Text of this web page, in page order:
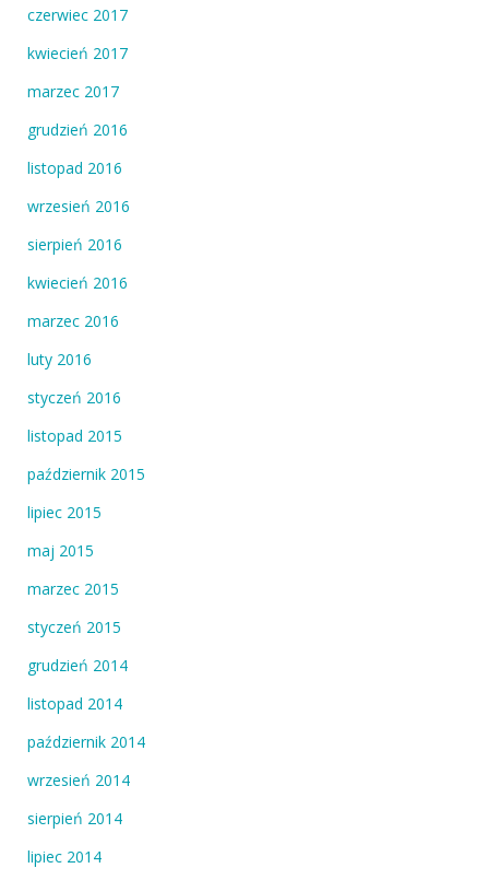
czerwiec 2017
kwiecień 2017
marzec 2017
grudzień 2016
listopad 2016
wrzesień 2016
sierpień 2016
kwiecień 2016
marzec 2016
luty 2016
styczeń 2016
listopad 2015
październik 2015
lipiec 2015
maj 2015
marzec 2015
styczeń 2015
grudzień 2014
listopad 2014
październik 2014
wrzesień 2014
sierpień 2014
lipiec 2014